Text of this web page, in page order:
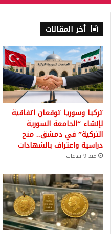
أخر المقالات
تركيا وسوريا توقعان اتفاقية
لإنشاء “الجامعة السورية
التركية” في دمشق.. منح
دراسية واعتراف بالشهادات
منذ 9 ساعات